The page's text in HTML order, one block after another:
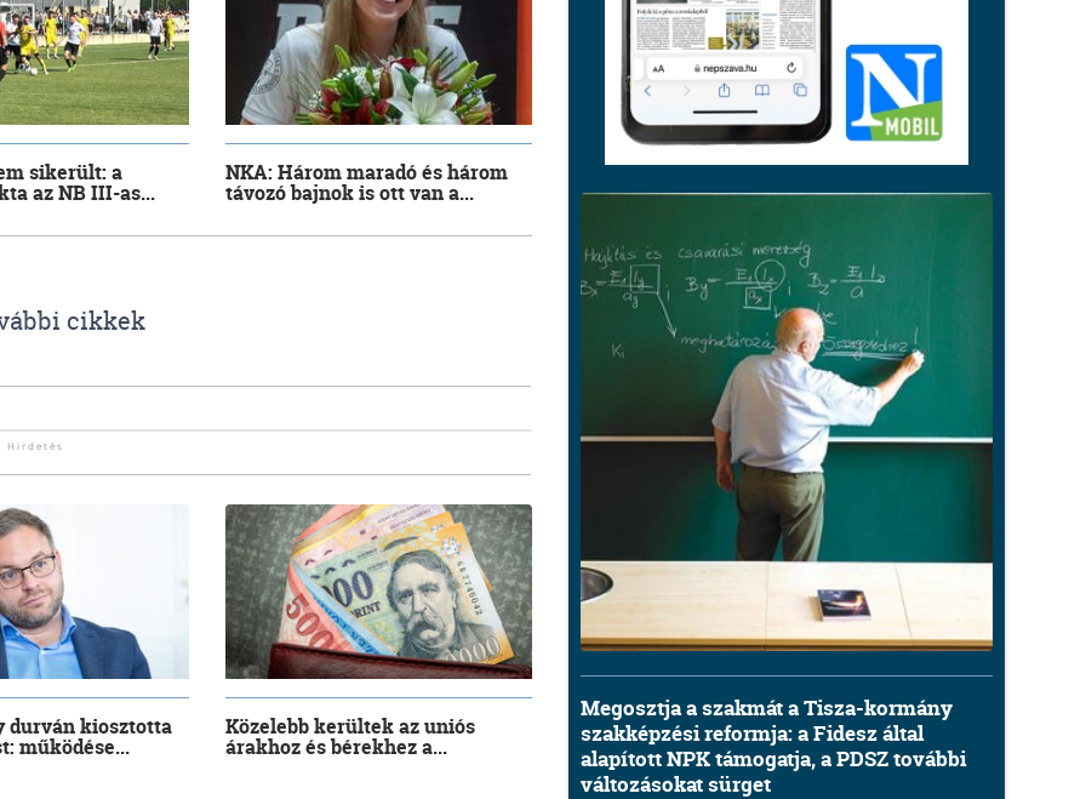
sikerült: a
az NB III-as...
NKA: Három maradó és három
távozó bajnok is ott van a...
cikkek
durván kiosztotta
működése...
Közelebb kerültek az uniós
árakhoz és bérekhez a...
Megosztja a szakmát a Tisza-kormány
szakképzési reformja: a Fidesz által
alapított NPK támogatja, a PDSZ további
változásokat sürget